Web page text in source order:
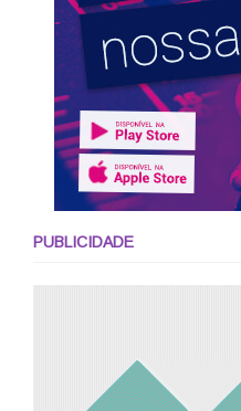
PUBLICIDADE